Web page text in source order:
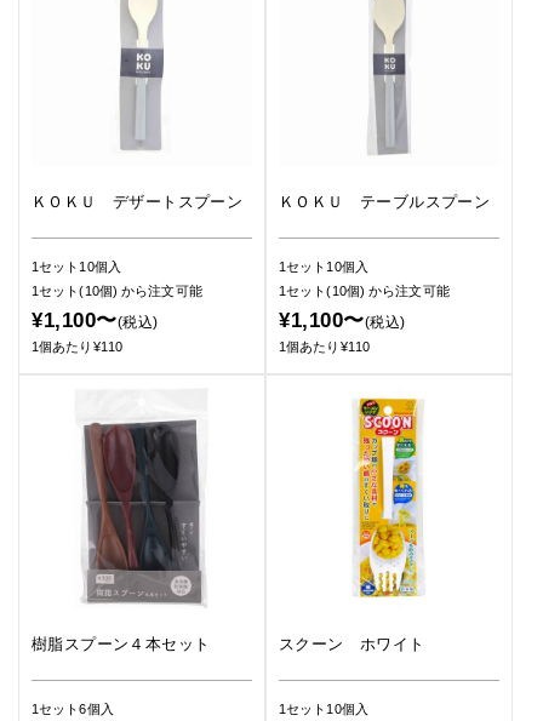
ＫＯＫＵ デザートスプーン
1セット10個入
1セット(10個)から注文可能
¥1,100〜(税込)
1個あたり¥110
ＫＯＫＵ テーブルスプーン
1セット10個入
1セット(10個)から注文可能
¥1,100〜(税込)
1個あたり¥110
樹脂スプーン４本セット
1セット6個入
スクーン ホワイト
1セット10個入